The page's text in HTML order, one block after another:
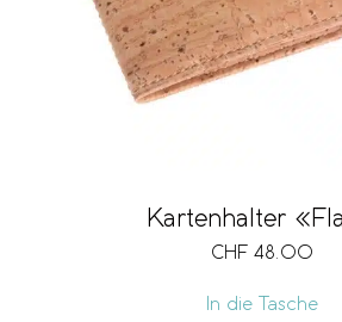
Kartenhalter
CHF 48.00
In die Tasche